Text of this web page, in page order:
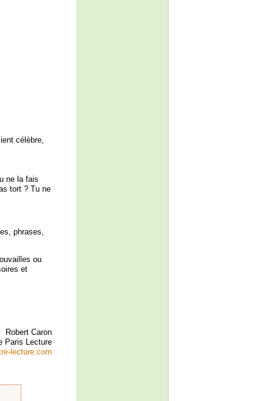
célèbre,
ne la fais
tort ? Tu ne
phrases,
ou
et
Robert Caron
Paris Lecture
lecture.com